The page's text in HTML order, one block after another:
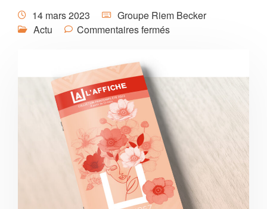
14 mars 2023
Groupe Riem Becker
Actu
Commentaires fermés